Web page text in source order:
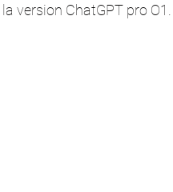
version ChatGPT pro O1.